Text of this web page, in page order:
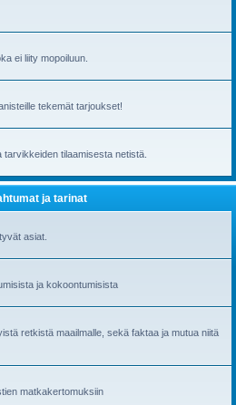
ei liity mopoiluun.
tekemät tarjoukset!
tilaamisesta netistä.
ja tarinat
asiat.
ja kokoontumisista
retkistä maailmalle, sekä faktaa ja mutua niitä
matkakertomuksiin